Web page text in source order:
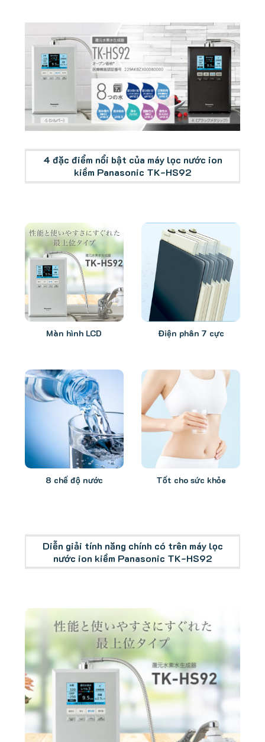
HS92
4 đặc điểm nổi bật của máy lọc nước ion
kiềm Panasonic TK-HS92
Màn hình LCD Điện phân 7 cực
8 chế độ nước Tốt cho sức khỏe
Diễn giải tính năng chính có trên máy lọc
nước ion kiềm Panasonic TK-HS92